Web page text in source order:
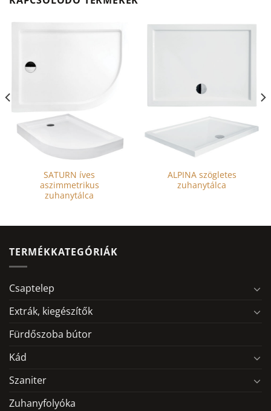
SATURN íves
aszimmetrikus
zuhanytálca
ALPINA szögletes
zuhanytálca
TERMÉKKATEGÓRIÁK
Csaptelep
Extrák, kiegészítők
Fürdőszoba bútor
Kád
Szaniter
Zuhanyfolyóka